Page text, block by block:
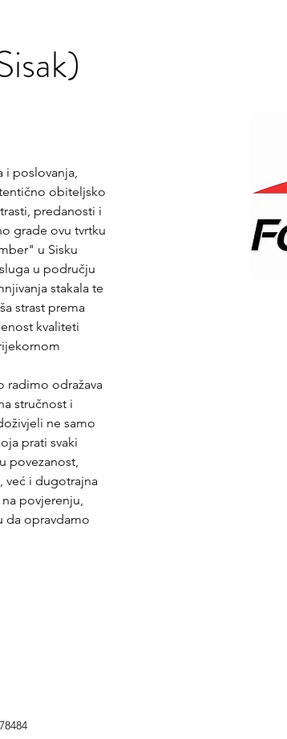
i poslovanja,
obiteljsko
predanosti i
grade ovu tvrtku
u Sisku
u području
stakala te
strast prema
kvaliteti
radimo odražava
stručnost i
ne samo
prati svaki
povezanost,
već i dugotrajna
povjerenju,
da opravdamo